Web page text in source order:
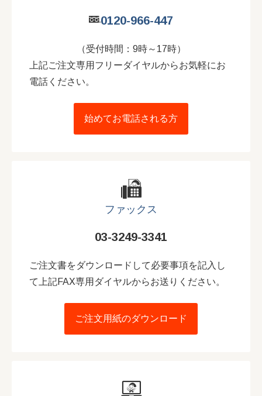
0120-966-447
（受付時間：9時～17時）
上記ご注文専用フリーダイヤルからお気軽にお
電話ください。
始めてお電話される方
ファックス
03-3249-3341
ご注文書をダウンロードして必要事項を記入し
て上記FAX専用ダイヤルからお送りください。
ご注文用紙のダウンロード